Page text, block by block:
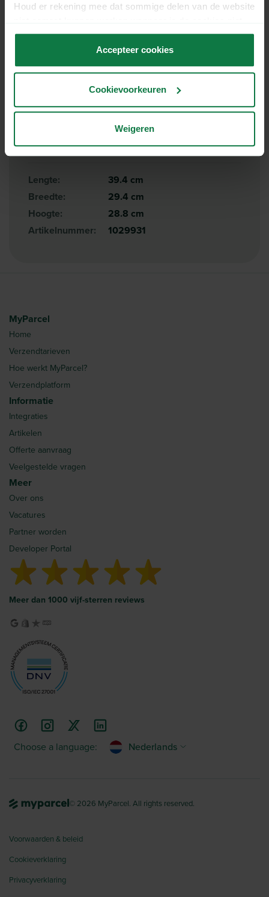
Houd er rekening mee dat sommige delen van de website
accepteert.
Accepteer cookies
Cookievoorkeuren
Weigeren
Deze verzenddoos van enkelgolf karton (39,4 ×
enkelgolf constructie biedt betrouwbare
bescherming tijdens transport en is ideaal voor
eenvoudig op te zetten en efficiënt te sluiten met
verpakkingstape.
Specificaties
Lengte:
Breedte:
Hoogte:
Artikelnummer:
39.4 cm
29.4 cm
28.8 cm
1029931
MyParcel
Home
Verzendtarieven
Hoe werkt MyParcel?
Verzendplatform
Informatie
Integraties
Artikelen
Offerte aanvraag
Veelgestelde vragen
Meer
Over ons
Vacatures
Partner worden
Developer Portal
Meer dan 1000 vijf-sterren reviews
Choose a language: Nederlands
© 2026 MyParcel. All rights reserved.
Voorwaarden & beleid
Cookieverklaring
Privacyverklaring